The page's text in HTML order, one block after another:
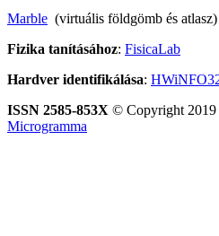
Marble (virtuális földgömb és atlasz)
Fizika tanításához: FisicaLab
Hardver identifikálása:
ISSN 2585-853X © Copyright 2019
Microgramma